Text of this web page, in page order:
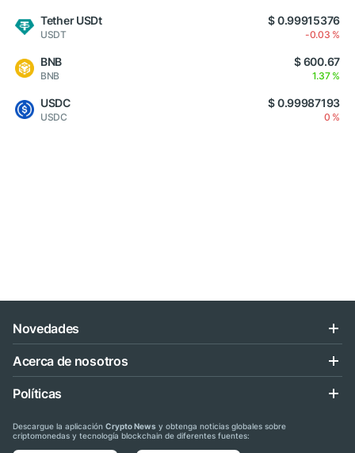
Tether USDt
USDT
$ 0.99915376
-0.03 %
BNB
BNB
$ 600.67
1.37 %
USDC
USDC
$ 0.99987193
0 %
Novedades
Acerca de nosotros
Políticas
Descargue la aplicación Crypto News y obtenga noticias globales sobre
criptomonedas y tecnología blockchain de diferentes fuentes: